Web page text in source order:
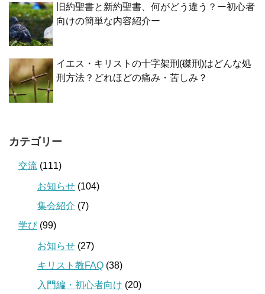
旧約聖書と新約聖書、何がどう違う？ー初心者
向けの簡単な内容紹介ー
イエス・キリストの十字架刑(磔刑)はどんな処
刑方法？どれほどの痛み・苦しみ？
カテゴリー
交流 (111)
お知らせ (104)
集会紹介 (7)
学び(99)
お知らせ (27)
キリスト教FAQ (38)
入門編・初心者向け (20)